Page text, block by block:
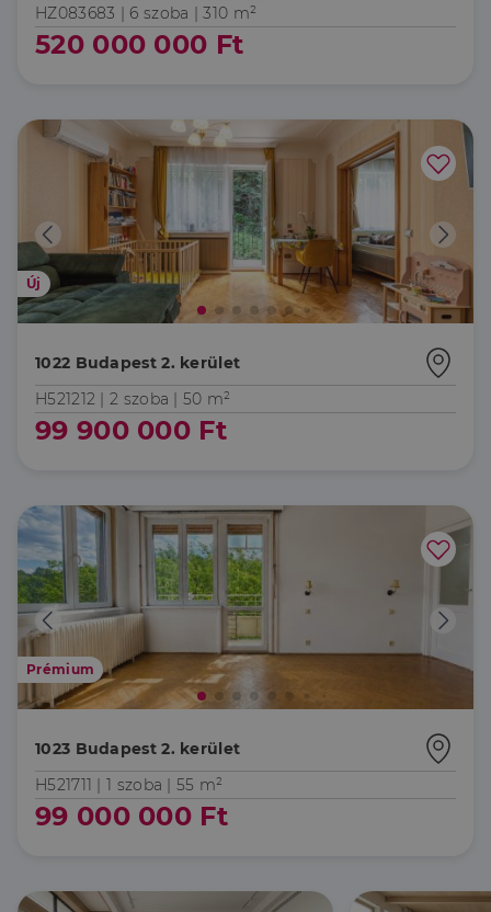
HZ083683 | 6 szoba | 310 m²
520 000 000 Ft
Új
1022 Budapest 2. kerület
H521212 | 2 szoba | 50 m²
99 900 000 Ft
Prémium
1023 Budapest 2. kerület
H521711 | 1 szoba | 55 m²
99 000 000 Ft